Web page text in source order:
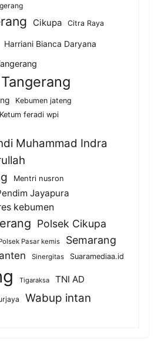
Cikupa Citra Raya
Harriani Bianca Daryana
Kebumen jateng
Ketum feradi wpi
Muhammad Indra
Mentri nusron
Jayapura
kebumen
Polsek Cikupa
Pasar kemis Semarang
Sinergitas Suaramediaa.id
Tigaraksa
TNI AD
Wabup intan